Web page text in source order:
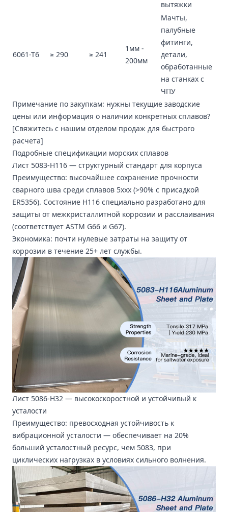
вытяжки
6061-T6 ≥ 290 ≥ 241
1мм -
200мм
Мачты,
палубные
фитинги,
детали,
обработанные
на станках с
ЧПУ
Примечание по закупкам: нужны текущие заводские
цены или информация о наличии конкретных сплавов?
[Свяжитесь с нашим отделом продаж для быстрого
расчета]
Подробные спецификации морских сплавов
Лист 5083-H116 — структурный стандарт для корпуса
Преимущество: высочайшее сохранение прочности
сварного шва среди сплавов 5xxx (>90% с присадкой
ER5356). Состояние H116 специально разработано для
защиты от межкристаллитной коррозии и расслаивания
(соответствует ASTM G66 и G67).
Экономика: почти нулевые затраты на защиту от
коррозии в течение 25+ лет службы.
Лист 5086-H32 — высокоскоростной и устойчивый к
усталости
Преимущество: превосходная устойчивость к
вибрационной усталости — обеспечивает на 20%
больший усталостный ресурс, чем 5083, при
циклических нагрузках в условиях сильного волнения.